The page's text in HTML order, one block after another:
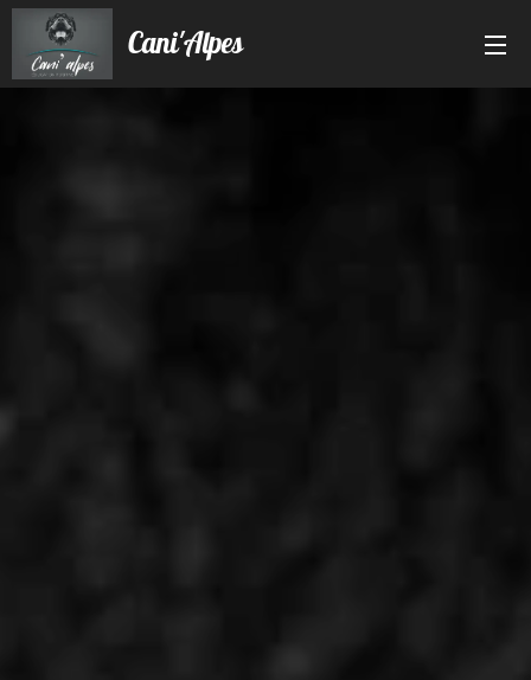
Cani'Alpes